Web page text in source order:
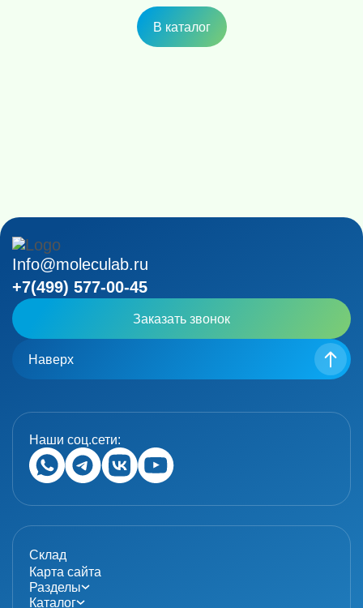
В каталог
Info@moleculab.ru
+7(499) 577-00-45
Заказать звонок
Наверх
Наши соц.сети:
Склад
Карта сайта
Разделы
Каталог